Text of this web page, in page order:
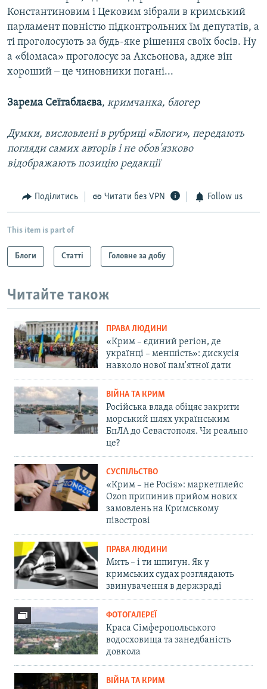
Константиновим і Цековим зібрали в кримський
парламент повністю підконтрольних їм депутатів, а
ті проголосують за будь-яке рішення своїх босів. Ну
а «біомаса» проголосує за Аксьонова, адже він
хороший ‒ це чиновники погані...
Зарема Сеїтаблаєва, кримчанка, блогер
Думки, висловлені в рубриці «Блоги», передають
погляди самих авторів і не обов'язково
відображають позицію редакції
Поділитись Читати без VPN Follow us
This item is part of
Блоги Статті Головне за добу
Читайте також
ПРАВА ЛЮДИНИ
«Крим – єдиний регіон, де
українці – меншість»: дискусія
навколо нової пам'ятної дати
ВІЙНА ТА КРИМ
Російська влада обіцяє закрити
морський шлях українським
БпЛА до Севастополя. Чи реально
це?
СУСПІЛЬСТВО
«Крим – не Росія»: маркетплейс
Ozon припинив прийом нових
замовлень на Кримському
півострові
ПРАВА ЛЮДИНИ
Мить – і ти шпигун. Як у
кримських судах розглядають
звинувачення в держзраді
ФОТОГАЛЕРЕЇ
Краса Сімферопольського
водосховища та занедбаність
довкола
ВІЙНА ТА КРИМ